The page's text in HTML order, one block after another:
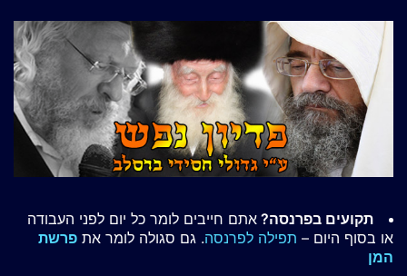
תקועים בפרנסה? אתם חייבים לומר כל יום לפני העבודה
או בסוף היום – תפילה לפרנסה. גם סגולה לומר את פרשת
המן